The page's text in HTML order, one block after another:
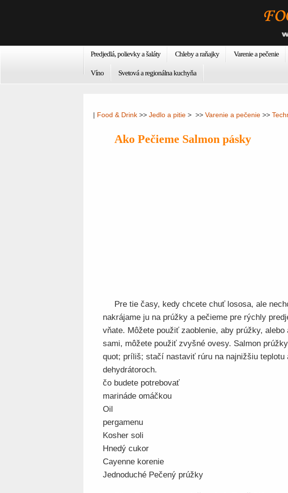
Predjedlá, polievky a šaláty Chleby a raňajky Varenie a pečenie
Víno Svetová a regionálna kuchyňa
| Food & Drink >> Jedlo a pitie > >> Varenie a pečenie >>
Ako Pečieme Salmon pásky
Pre tie časy, kedy chcete chuť lososa, ale
nakrájame ju na prúžky a pečieme pre rýchly
vňate. Môžete použiť zaoblenie, aby prúžky,
sami, môžete použiť zvyšné ovesy. Salmon
quot; príliš; stačí nastaviť rúru na najnižšiu teplotu
dehydrátoroch.
čo budete potrebovať
marináde omáčkou
Oil
pergamenu
Kosher soli
Hnedý cukor
Cayenne korenie
Jednoduché Pečený prúžky